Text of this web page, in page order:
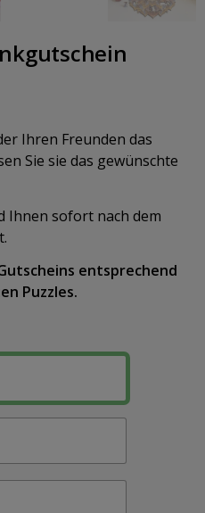
Ihren Freunden das
Sie sie das gewünschte
Ihnen sofort nach dem
entsprechend
Puzzles.